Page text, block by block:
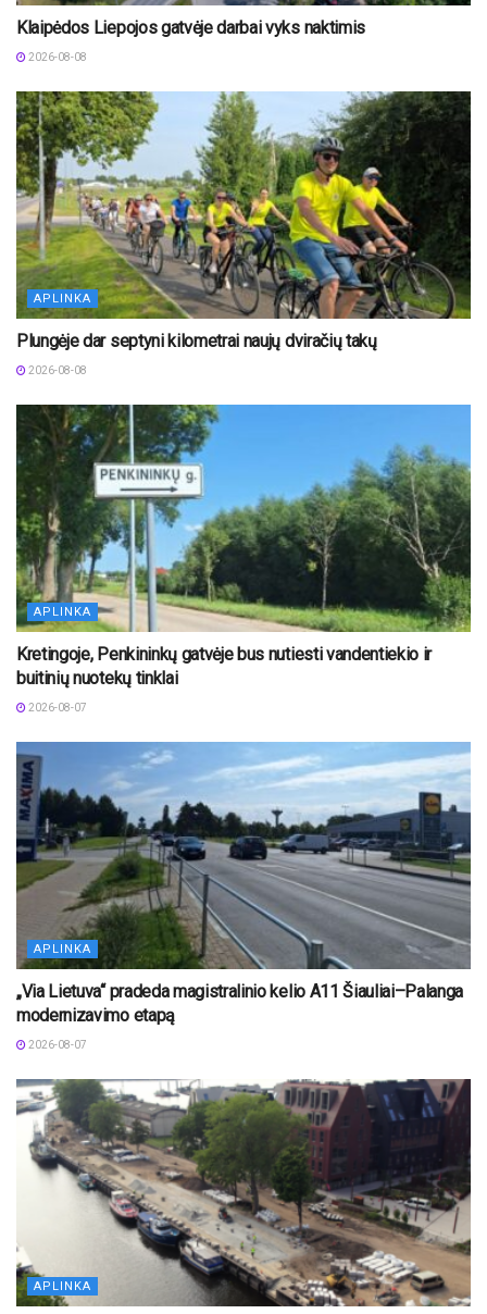
Klaipėdos Liepojos gatvėje darbai vyks naktimis
2026-08-08
APLINKA
Plungėje dar septyni kilometrai naujų dviračių takų
2026-08-08
APLINKA
Kretingoje, Penkininkų gatvėje bus nutiesti vandentiekio ir
buitinių nuotekų tinklai
2026-08-07
APLINKA
„Via Lietuva“ pradeda magistralinio kelio A11 Šiauliai–Palanga
modernizavimo etapą
2026-08-07
APLINKA